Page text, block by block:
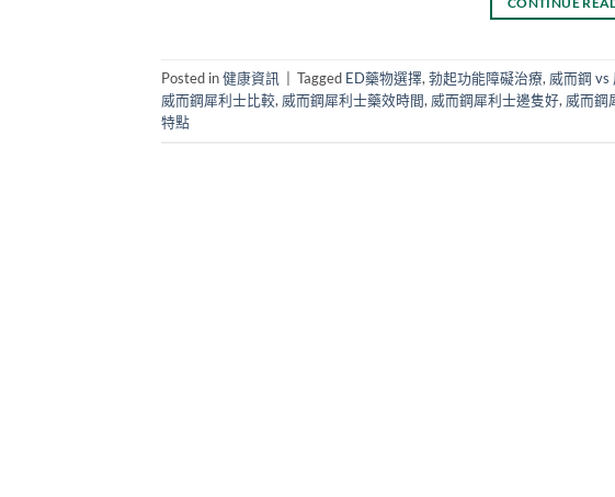
Posted in健康資訊 Tagged ED藥物選擇,勃起功能障礙治療, 威而鋼 vs
威而鋼犀利士比較, 威而鋼犀利士藥效時間, 威而鋼犀利士邊隻好, 威而鋼
特點